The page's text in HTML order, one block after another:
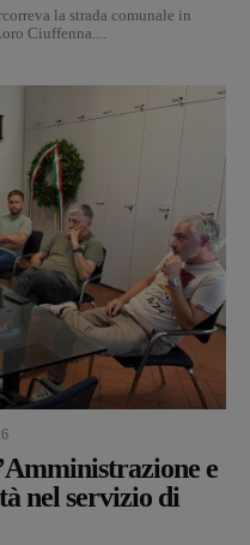
la strada comunale in
Ciuffenna....
e
nel servizio di